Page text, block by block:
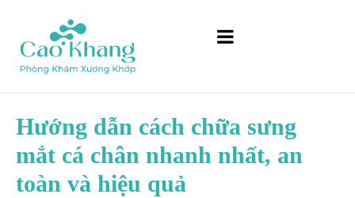
Hướng dẫn cách chữa sưng
mắt cá chân nhanh nhất, an
toàn và hiệu quả